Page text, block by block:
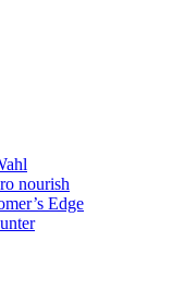
nourish
Edge